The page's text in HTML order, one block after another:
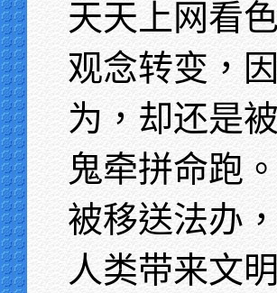
天天上网看
观念转变，
为，却还是
鬼牵拼命跑
被移送法办
人类带来文